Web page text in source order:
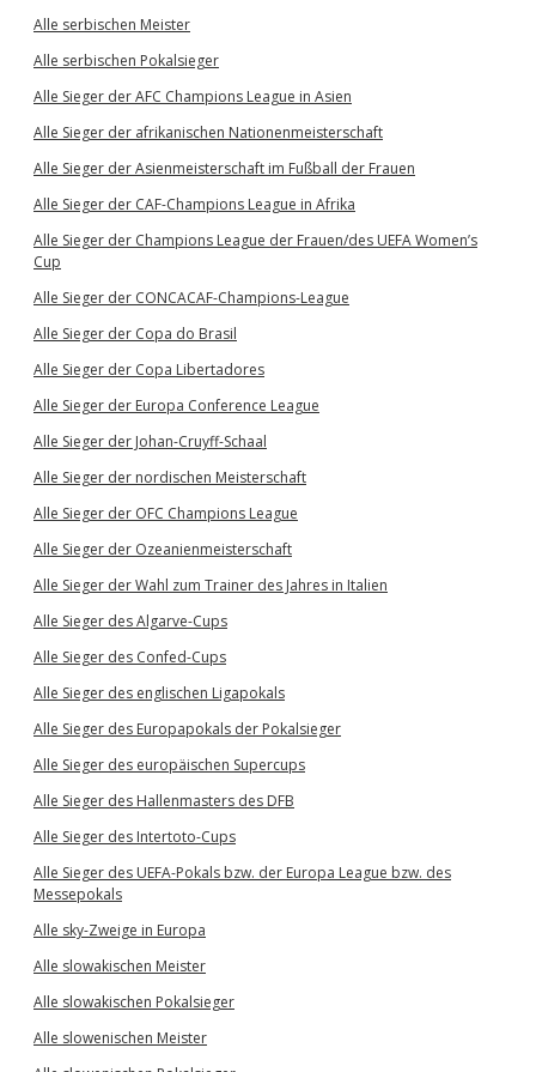
Alle serbischen Meister
Alle serbischen Pokalsieger
Alle Sieger der AFC Champions League in Asien
Alle Sieger der afrikanischen Nationenmeisterschaft
Alle Sieger der Asienmeisterschaft im Fußball der Frauen
Alle Sieger der CAF-Champions League in Afrika
Alle Sieger der Champions League der Frauen/des UEFA Women’s
Cup
Alle Sieger der CONCACAF-Champions-League
Alle Sieger der Copa do Brasil
Alle Sieger der Copa Libertadores
Alle Sieger der Europa Conference League
Alle Sieger der Johan-Cruyff-Schaal
Alle Sieger der nordischen Meisterschaft
Alle Sieger der OFC Champions League
Alle Sieger der Ozeanienmeisterschaft
Alle Sieger der Wahl zum Trainer des Jahres in Italien
Alle Sieger des Algarve-Cups
Alle Sieger des Confed-Cups
Alle Sieger des englischen Ligapokals
Alle Sieger des Europapokals der Pokalsieger
Alle Sieger des europäischen Supercups
Alle Sieger des Hallenmasters des DFB
Alle Sieger des Intertoto-Cups
Alle Sieger des UEFA-Pokals bzw. der Europa League bzw. des
Messepokals
Alle sky-Zweige in Europa
Alle slowakischen Meister
Alle slowakischen Pokalsieger
Alle slowenischen Meister